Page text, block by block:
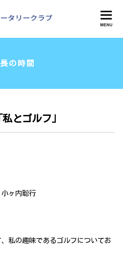
日田ロータリークラブ
の時間
とゴルフ」
ヶ内聡行
私の趣味であるゴルフについてお